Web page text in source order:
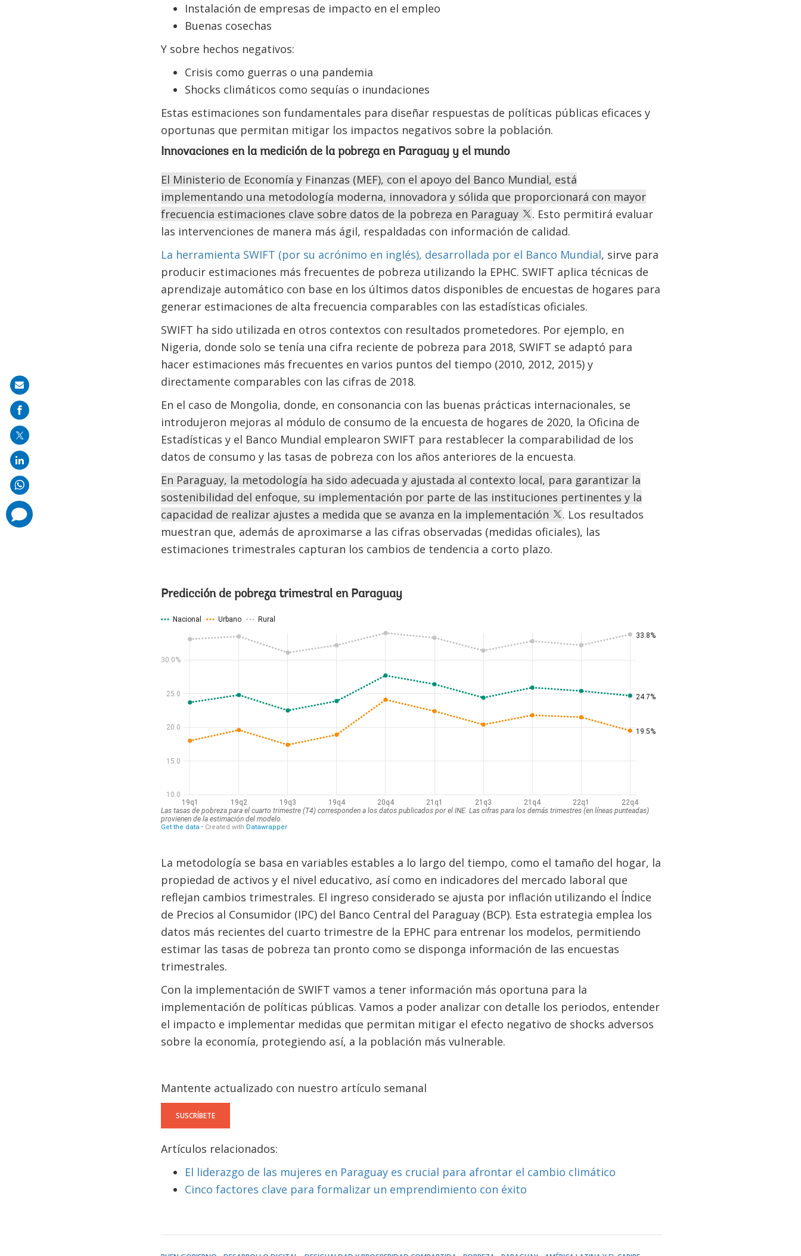
Instalación de empresas de impacto en el empleo
Buenas cosechas
Y sobre hechos negativos:
Crisis como guerras o una pandemia
Shocks climáticos como sequías o inundaciones
Estas estimaciones son fundamentales para diseñar respuestas de políticas públicas eficaces y
oportunas que permitan mitigar los impactos negativos sobre la población.
Innovaciones en la medición de la pobreza en Paraguay y el mundo
El Ministerio de Economía y Finanzas (MEF), con el apoyo del Banco Mundial, está
implementando una metodología moderna, innovadora y sólida que proporcionará con mayor
frecuencia estimaciones clave sobre datos de la pobreza en Paraguay
. Esto permitirá evaluar
las intervenciones de manera más ágil, respaldadas con información de calidad.
La herramienta SWIFT (por su acrónimo en inglés), desarrollada por el Banco Mundial, sirve para
producir estimaciones más frecuentes de pobreza utilizando la EPHC. SWIFT aplica técnicas de
aprendizaje automático con base en los últimos datos disponibles de encuestas de hogares para
generar estimaciones de alta frecuencia comparables con las estadísticas oficiales.
SWIFT ha sido utilizada en otros contextos con resultados prometedores. Por ejemplo, en
Nigeria, donde solo se tenía una cifra reciente de pobreza para 2018, SWIFT se adaptó para
hacer estimaciones más frecuentes en varios puntos del tiempo (2010, 2012, 2015) y
directamente comparables con las cifras de 2018.
En el caso de Mongolia, donde, en consonancia con las buenas prácticas internacionales, se
introdujeron mejoras al módulo de consumo de la encuesta de hogares de 2020, la Oficina de
Estadísticas y el Banco Mundial emplearon SWIFT para restablecer la comparabilidad de los
datos de consumo y las tasas de pobreza con los años anteriores de la encuesta.
En Paraguay, la metodología ha sido adecuada y ajustada al contexto local, para garantizar la
sostenibilidad del enfoque, su implementación por parte de las instituciones pertinentes y la
capacidad de realizar ajustes a medida que se avanza en la implementación
. Los resultados
muestran que, además de aproximarse a las cifras observadas (medidas oficiales), las
estimaciones trimestrales capturan los cambios de tendencia a corto plazo.
Predicción de pobreza trimestral en Paraguay
La metodología se basa en variables estables a lo largo del tiempo, como el tamaño del hogar, la
propiedad de activos y el nivel educativo, así como en indicadores del mercado laboral que
reflejan cambios trimestrales. El ingreso considerado se ajusta por inflación utilizando el Índice
de Precios al Consumidor (IPC) del Banco Central del Paraguay (BCP). Esta estrategia emplea los
datos más recientes del cuarto trimestre de la EPHC para entrenar los modelos, permitiendo
estimar las tasas de pobreza tan pronto como se disponga información de las encuestas
trimestrales.
Con la implementación de SWIFT vamos a tener información más oportuna para la
implementación de políticas públicas. Vamos a poder analizar con detalle los periodos, entender
el impacto e implementar medidas que permitan mitigar el efecto negativo de shocks adversos
sobre la economía, protegiendo así, a la población más vulnerable.
Mantente actualizado con nuestro artículo semanal
SUSCRÍBETE
Artículos relacionados:
El liderazgo de las mujeres en Paraguay es crucial para afrontar el cambio climático
Cinco factores clave para formalizar un emprendimiento con éxito
Share
on
mail
comments
added